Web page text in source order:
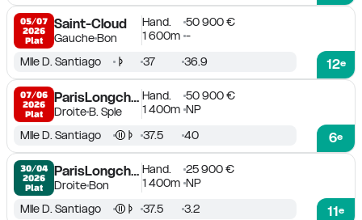
05/07
2026
Plat
Saint-Cloud
GaucheBon
Hand.
50 900 €
1 600m -
12e
Mlle D. Santiago 37 36.9
07/06
2026
Plat
ParisLongchamp
DroiteB. Sple
Hand.
50 900 €
1 400m NP
6e
Mlle D. Santiago 37.5 40
30/04
2026
Plat
ParisLongchamp
DroiteBon
Hand.
25 900 €
1 400m NP
11e
Mlle D. Santiago 37.5 3.2